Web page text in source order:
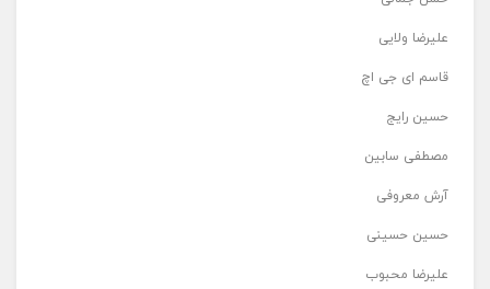
علیرضا ولایی
قاسم ای جی اچ
حسین رایج
مصطفی سابین
آرش معروفی
حسین حسینی
علیرضا محبوب